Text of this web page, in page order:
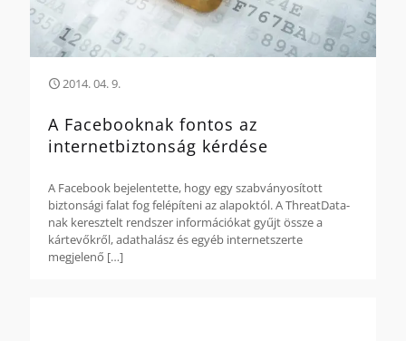
2014. 04. 9.
A Facebooknak fontos az
internetbiztonság kérdése
A Facebook bejelentette, hogy egy szabványosított
biztonsági falat fog felépíteni az alapoktól. A ThreatData-
nak keresztelt rendszer információkat gyűjt össze a
kártevőkről, adathalász és egyéb internetszerte
megjelenő […]